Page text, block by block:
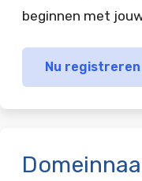
beginnen met
Nu registreren